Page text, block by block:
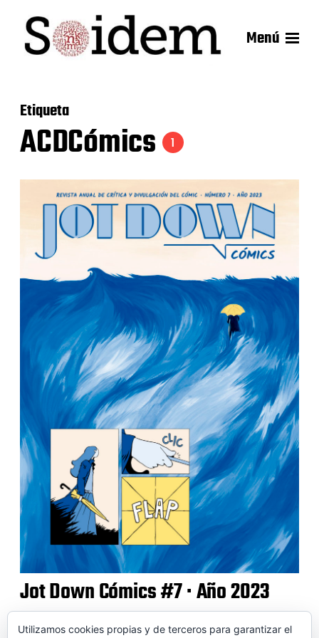
Menú
Etiqueta
ACDCómics 1
Jot Down Cómics #7 · Año 2023
Utilizamos cookies propias y de terceros para garantizar el